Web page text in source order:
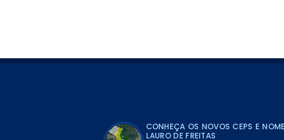
CONHEÇA OS NOVOS CEPS E
LAURO DE FREITAS